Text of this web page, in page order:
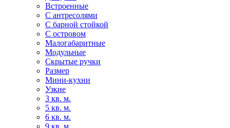
Встроенные
С антресолями
С барной стойкой
С островом
Малогабаритные
Модульные
Скрытые ручки
Размер
Мини-кухни
Узкие
3 кв. м.
5 кв. м.
6 кв. м.
9 кв. м.